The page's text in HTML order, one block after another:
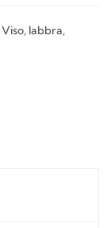
Viso, labbra,